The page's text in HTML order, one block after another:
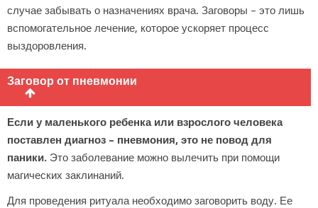
случае забывать о назначениях врача. Заговоры – это лишь
вспомогательное лечение, которое ускоряет процесс
выздоровления.
Заговор от пневмонии
Если у маленького ребенка или взрослого человека
поставлен диагноз – пневмония, это не повод для
паники. Это заболевание можно вылечить при помощи
магических заклинаний.
Для проведения ритуала необходимо заговорить воду. Ее